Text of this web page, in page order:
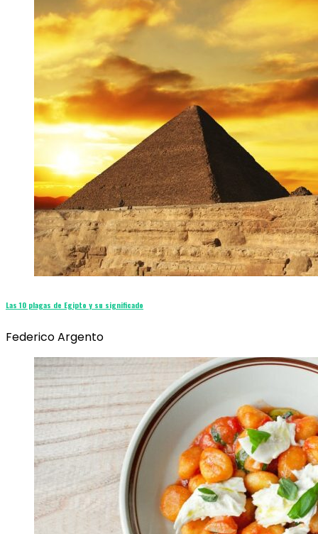
Las 10 plagas de Egipto y su significado​
Federico Argento